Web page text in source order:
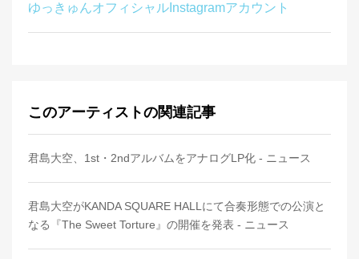
ゆっきゅんオフィシャルInstagramアカウント
このアーティストの関連記事
君島大空、1st・2ndアルバムをアナログLP化 - ニュース
君島大空がKANDA SQUARE HALLにて合奏形態での公演と
なる『The Sweet Torture』の開催を発表 - ニュース